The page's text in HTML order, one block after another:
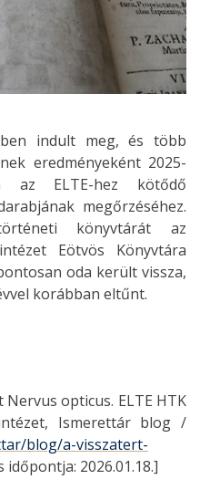
indult meg, és több
eredményeként 2025-
az ELTE-hez kötődő
megőrzéséhez.
könyvtárát az
Eötvös Könyvtára
oda került vissza,
korábban eltűnt.
opticus. ELTE HTK
Ismerettár blog /
blog/a-visszatert-
2026.01.18.]